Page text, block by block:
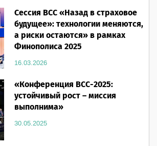
Сессия ВСС «Назад в страховое
будущее»: технологии меняются,
а риски остаются» в рамках
Финополиса 2025
16.03.2026
«Конференция ВСС-2025:
устойчивый рост – миссия
выполнима»
30.05.2025